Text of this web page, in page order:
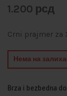
1.200 рсд
Crni prajmer za
Нема на
Brza i bezbedna